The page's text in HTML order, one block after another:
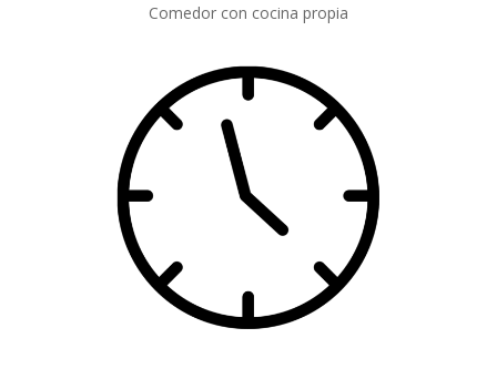
Comedor con cocina propia